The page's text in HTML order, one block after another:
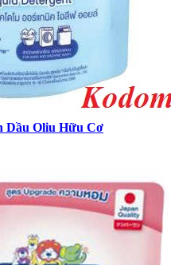
Dầu Oliu Hữu Cơ